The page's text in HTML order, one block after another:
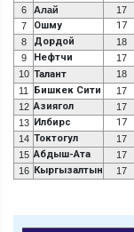
6
Алай 17
7
Ошму 17
8 Дордой 18
9 Нефтчи 17
10 Талант 18
11
Бишкек Сити 17
12 Азиягол 17
13 Илбирс 17
14 Токтогул 17
15 Абдыш-Ата 17
16 Кыргызалтын 17